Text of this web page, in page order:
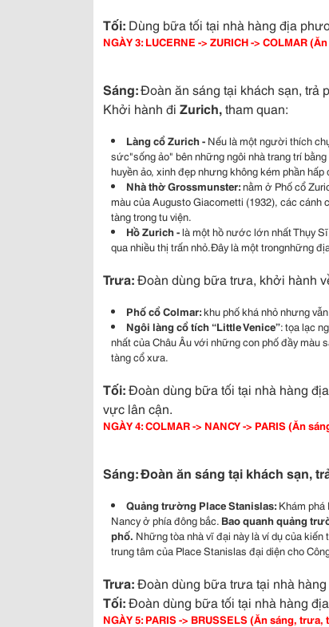
Tối: Dùng bữa tối tại nhà hàng địa
NGÀY 3: LUCERNE -> ZURICH -> COLMAR
Sáng:Đoàn ăn sáng tại khách sạn, trả
Khởi hành đi Zurich,tham quan:
Làng cổ Zurich - Nếu là một người thích
sức"sống ảo" bên những ngôi nhà trang trí
huyền ảo, xinh đẹp nhưng không kém phần hấp
Nhà thờ Grossmunster:nằm ở Phố cổ
màu của Augusto Giacometti (1932), các cánh
tàng trong tu viện.
Hồ Zurich -là một hồ nước lớn nhất Thụy
qua nhiều thị trấn nhỏ.Đây là một trongnhững
Trưa:Đoàn dùng bữa trưa, khởi hành
Phố cổ Colmar:khu phố khá nhỏ nhưng
Ngôi làng cổ tích “Little Venice”: tọa lạc
nhất của Châu Âu với những con phố đầy
tàng cổ xưa.
Tối:Đoàn dùng bữa tối tại nhà hàng
vực lân cận.
NGÀY 4: COLMAR -> NANCY -> PARIS (Ăn
Sáng: Đoàn ăn sáng tại khách sạn,
Quảng trường Place Stanislas: Khám
Nancy ở phía đông bắc. Bao quanh quảng
phố. Những tòa nhà vĩ đại này là ví dụ của
trung tâm của Place Stanislas đại diện cho
Trưa:Đoàn dùng bữa trưa tại nhà
Tối:Đoàn dùng bữa tối tại nhà hàng
NGÀY 5: PARIS -> BRUSSELS (Ăn sáng, trưa,